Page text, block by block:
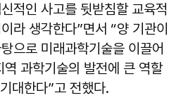
적인 사고를 뒷받침할 교육적
라 생각한다”면서 “양 기관이
으로 미래과학기술을 이끌어
과학기술의 발전에 큰 역할
대한다”고 전했다.